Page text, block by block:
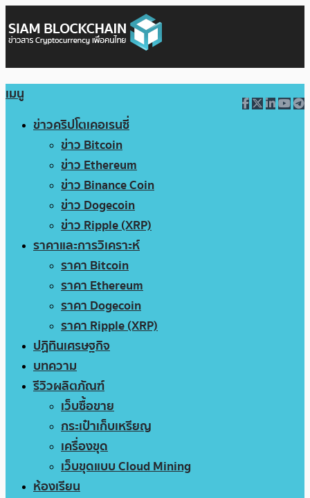
เมนู
ข่าวคริปโตเคอเรนซี่
ข่าว Bitcoin
ข่าว Ethereum
ข่าว Binance Coin
ข่าว Dogecoin
ข่าว Ripple (XRP)
ราคาและการวิเคราะห์
ราคา Bitcoin
ราคา Ethereum
ราคา Dogecoin
ราคา Ripple (XRP)
ปฏิทินเศรษฐกิจ
บทความ
รีวิวผลิตภัณฑ์
เว็บซื้อขาย
กระเป๋าเก็บเหรียญ
เครื่องขุด
เว็บขุดแบบ Cloud Mining
ห้องเรียน